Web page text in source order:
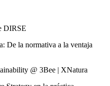
DIRSE
De la normativa a la ventaja
@ 3Bee | XNatura